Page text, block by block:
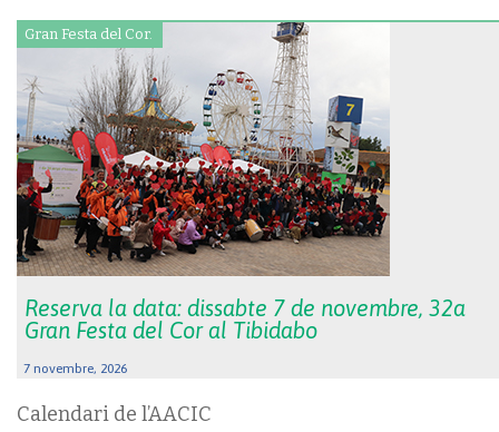
Gran Festa del Cor.
Reserva la data: dissabte 7 de novembre, 32a
Gran Festa del Cor al Tibidabo
7 novembre, 2026
Calendari de l’AACIC